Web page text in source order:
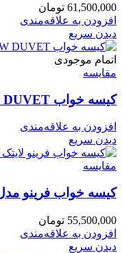
61,500,000 تومان
افزودن به علاقه‌مندی
دیدن سریع
اتمام موجودی
مقایسه
کیسه خواب LIGHTECH 850 W DUVET فرینو
افزودن به علاقه‌مندی
دیدن سریع
مقایسه
کیسه خواب فرینو مدل
55,500,000 تومان
افزودن به علاقه‌مندی
دیدن سریع